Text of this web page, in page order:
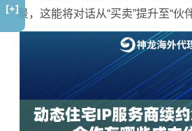
景，这能将对话从“买卖”提升至“伙
[+]